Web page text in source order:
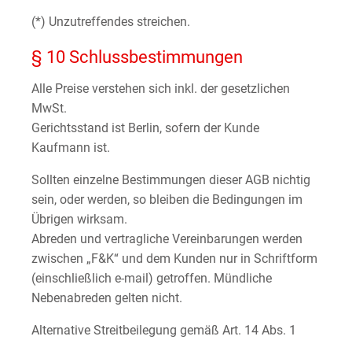
(*) Unzutreffendes streichen.
§ 10 Schlussbestimmungen
Alle Preise verstehen sich inkl. der gesetzlichen
MwSt.
Gerichtsstand ist Berlin, sofern der Kunde
Kaufmann ist.
Sollten einzelne Bestimmungen dieser AGB nichtig
sein, oder werden, so bleiben die Bedingungen im
Übrigen wirksam.
Abreden und vertragliche Vereinbarungen werden
zwischen „F&K“ und dem Kunden nur in Schriftform
(einschließlich e-mail) getroffen. Mündliche
Nebenabreden gelten nicht.
Alternative Streitbeilegung gemäß Art. 14 Abs. 1